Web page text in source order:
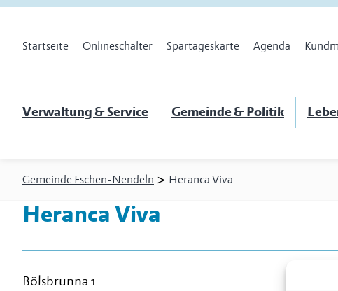
Startseite Onlineschalter Spartageskarte Agenda
Verwaltung & Service Gemeinde & Politik
Gemeinde Eschen-Nendeln > Heranca Viva
Heranca Viva
Bölsbrunna 1